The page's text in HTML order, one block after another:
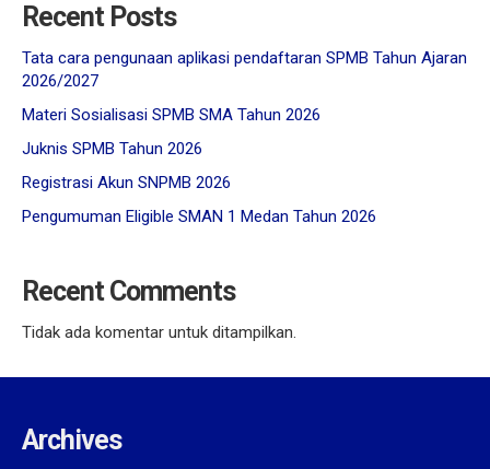
Recent Posts
Tata cara pengunaan aplikasi pendaftaran SPMB Tahun Ajaran
2026/2027
Materi Sosialisasi SPMB SMA Tahun 2026
Juknis SPMB Tahun 2026
Registrasi Akun SNPMB 2026
Pengumuman Eligible SMAN 1 Medan Tahun 2026
Recent Comments
Tidak ada komentar untuk ditampilkan.
Archives